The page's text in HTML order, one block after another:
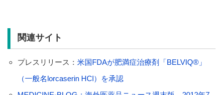
関連サイト
プレスリリース： 米国FDAが肥満症治療剤「BELVIQ®」
（一般名lorcaserin HCl）を承認